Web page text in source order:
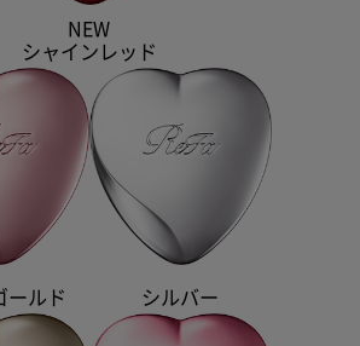
NEW
シャインレッド
ールド シルバー